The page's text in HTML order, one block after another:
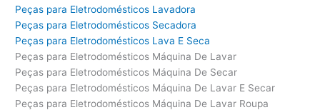
Peças para Eletrodomésticos Lavadora
Peças para Eletrodomésticos Secadora
Peças para Eletrodomésticos Lava E Seca
Peças para Eletrodomésticos Máquina De Lavar
Peças para Eletrodomésticos Máquina De Secar
Peças para Eletrodomésticos Máquina De Lavar E Secar
Peças para Eletrodomésticos Máquina De Lavar Roupa